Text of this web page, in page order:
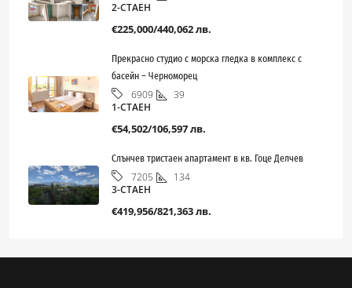
2-СТАЕН
€225,000/440,062 лв.
Прекрасно студио с морска гледка в комплекс с
басейн – Черноморец
6909
39
1-СТАЕН
€54,502/106,597 лв.
Слънчев тристаен апартамент в кв. Гоце Делчев
7205
134
3-СТАЕН
€419,956/821,363 лв.